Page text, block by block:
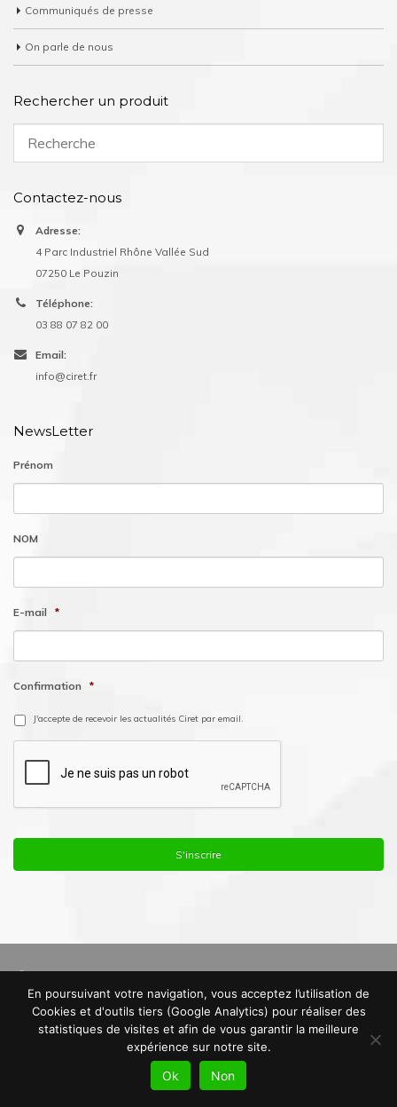
Communiqués de presse
On parle de nous
Rechercher un produit
Contactez-nous
Adresse:
4 Parc Industriel Rhône Vallée Sud
07250 Le Pouzin
Téléphone:
03 88 07 82 00
Email:
info@ciret.fr
NewsLetter
Prénom
NOM
E-mail *
Confirmation *
J'accepte de recevoir les actualités Ciret par email.
© Copyright 2016. Ciret France |Mentions Légales |Politique de
Confidentialité| Plan du site
En poursuivant votre navigation, vous acceptez l’utilisation de
Cookies et d'outils tiers (Google Analytics) pour réaliser des
statistiques de visites et afin de vous garantir la meilleure
expérience sur notre site.
Ok Non